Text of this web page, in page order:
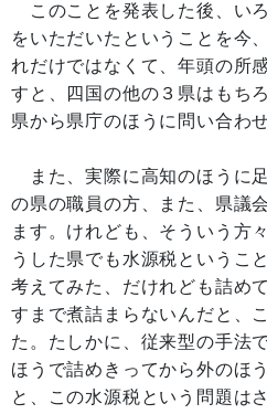
このことを発表した後、い
をいただいたということを今
れだけではなくて、年頭の所
すと、四国の他の３県はもち
県から県庁のほうに問い合わ
また、実際に高知のほうに
の県の職員の方、また、県議
ます。けれども、そういう方
うした県でも水源税というこ
考えてみた、だけれども詰め
すまで煮詰まらないんだと、
た。たしかに、従来型の手法
ほうで詰めきってから外のほ
と、この水源税という問題は